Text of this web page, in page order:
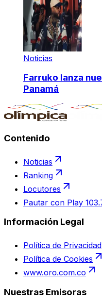
Noticias
Farruko lanza
Panamá
Contenido
Noticias
Ranking
Locutores
Pautar con Play
Información Legal
Política de Privacidad
Política de Cookies
www.oro.com.co
Nuestras Emisoras